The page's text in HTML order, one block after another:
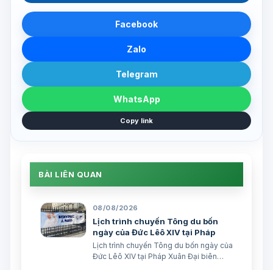
Facebook
Zalo
Telegram
WhatsApp
Copy link
BÀI LIÊN QUAN
08/08/2026
Lịch trình chuyến Tông du bốn
ngày của Đức Lêô XIV tại Pháp
Lịch trình chuyến Tông du bốn ngày của
Đức Lêô XIV tại Pháp Xuân Đại biên